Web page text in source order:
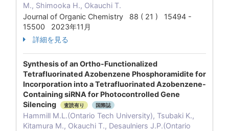
M., Shimooka H., Okauchi T.
Journal of Organic Chemistry 88 ( 21 ) 15494 -
15500 2023年11月
詳細を見る
Synthesis of an Ortho-Functionalized
Tetrafluorinated Azobenzene Phosphoramidite for
Incorporation into a Tetrafluorinated Azobenzene-
Containing siRNA for Photocontrolled Gene
Silencing
査読有り 国際誌
Hammill M.L.(Ontario Tech University), Tsubaki K.,
Kitamura M., Okauchi T., Desaulniers J.P.(Ontario